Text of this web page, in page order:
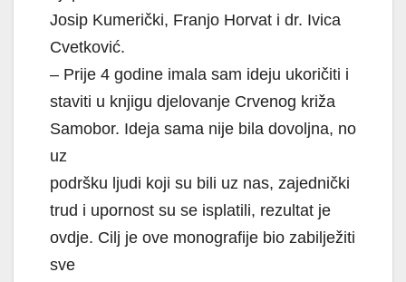
Josip Kumerički, Franjo Horvat i dr. Ivica
Cvetković.
– Prije 4 godine imala sam ideju ukoričiti i
staviti u knjigu djelovanje Crvenog križa
Samobor. Ideja sama nije bila dovoljna, no
uz
podršku ljudi koji su bili uz nas, zajednički
trud i upornost su se isplatili, rezultat je
ovdje. Cilj je ove monografije bio zabilježiti
sve